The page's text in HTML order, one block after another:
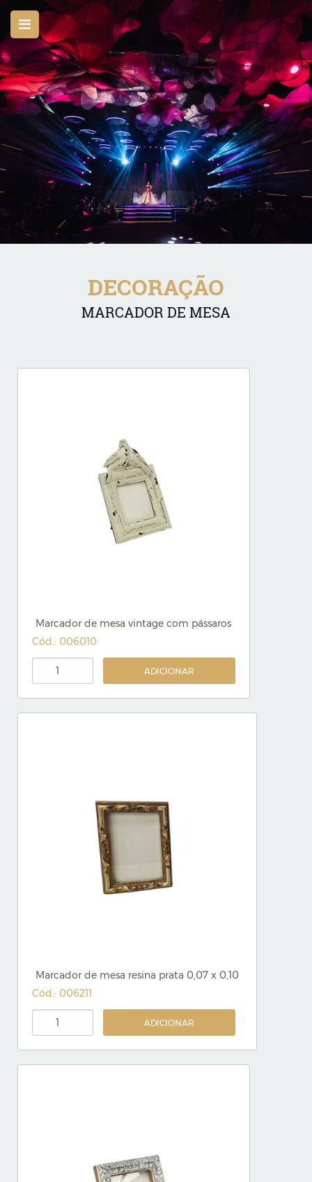
DECORAÇÃO
MARCADOR DE MESA
Marcador de mesa vintage com pássaros
Cód.: 006010
ADICIONAR
Marcador de mesa resina prata 0,07 x 0,10
Cód.: 006211
ADICIONAR